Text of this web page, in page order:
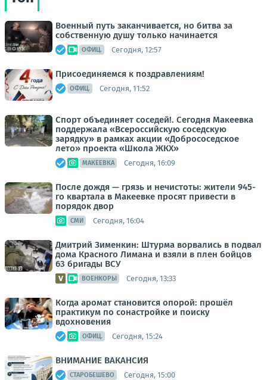
Военный путь заканчивается, но битва за
собственную душу только начинается
ОФИЦ. Сегодня, 12:57
Присоединяемся к поздравлениям!
ОФИЦ. Сегодня, 11:52
Спорт объединяет соседей!. Сегодня Макеевка
поддержала «Всероссийскую соседскую
зарядку» в рамках акции «Добрососедское
лето» проекта «Школа ЖКХ»
МАКЕЕВКА Сегодня, 16:09
После дождя — грязь и нечистоты: жители 945-
го квартала в Макеевке просят привести в
порядок двор
СМИ Сегодня, 16:04
Дмитрий Зименкин: Штурма ворвались в подвал
дома Красного Лимана и взяли в плен бойцов
63 бригады ВСУ
ВОЕНКОРЫ Сегодня, 13:33
Когда аромат становится опорой: прошёл
практикум по сонастройке и поиску
вдохновения
ОФИЦ. Сегодня, 15:24
ВНИМАНИЕ ВАКАНСИЯ
СТАРОБЕШЕВО Сегодня, 15:00